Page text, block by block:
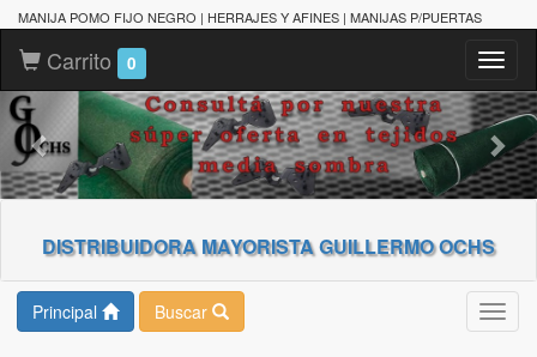
MANIJA POMO FIJO NEGRO | HERRAJES Y AFINES | MANIJAS P/PUERTAS
Carrito 0
DISTRIBUIDORA MAYORISTA GUILLERMO OCHS
Principal Buscar